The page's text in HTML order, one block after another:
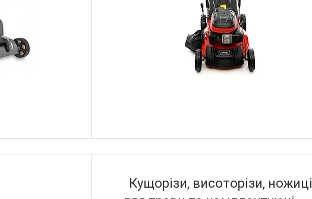
Кущорізи, висоторізи, ножиці